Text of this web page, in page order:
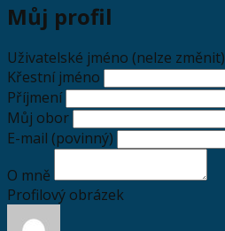
Můj profil
Uživatelské jméno (nelze změnit)
Křestní jméno
Příjmení
Můj obor
E-mail (povinný)
O mně
Profilový obrázek